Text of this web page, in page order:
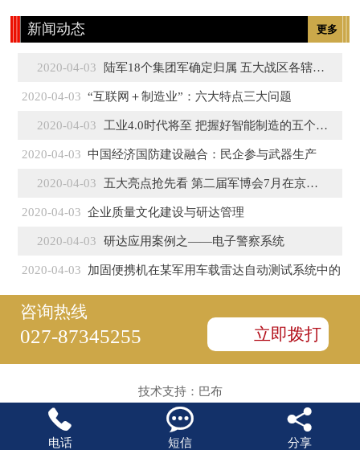
更多
新闻动态
2020-04-03 陆军18个集团军确定归属 五大战区各辖3至5个
2020-04-03 “互联网＋制造业”：六大特点三大问题
2020-04-03 工业4.0时代将至 把握好智能制造的五个特征
2020-04-03 中国经济国防建设融合：民企参与武器生产
2020-04-03 五大亮点抢先看 第二届军博会7月在京盛大开幕
2020-04-03 企业质量文化建设与研达管理
2020-04-03 研达应用案例之——电子警察系统
2020-04-03 加固便携机在某军用车载雷达自动测试系统中的
咨询热线
027-87345255 立即拨打
技术支持： 巴布

电话

短信

分享